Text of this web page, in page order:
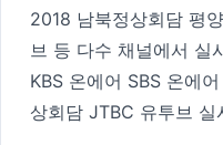
2018 남북정상회담 평
브 등 다수 채널에서 실
KBS 온에어 SBS 온에
상회담 JTBC 유투브